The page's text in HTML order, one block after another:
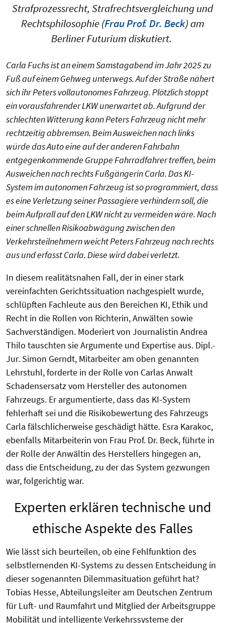
Strafprozessrecht, Strafrechtsvergleichung und
Rechtsphilosophie (Frau Prof. Dr. Beck) am
Berliner Futurium diskutiert.
Carla Fuchs ist an einem Samstagabend im Jahr 2025 zu
Fuß auf einem Gehweg unterwegs. Auf der Straße nähert
sich ihr Peters vollautonomes Fahrzeug. Plötzlich stoppt
ein vorausfahrender LKW unerwartet ab. Aufgrund der
schlechten Witterung kann Peters Fahrzeug nicht mehr
rechtzeitig abbremsen. Beim Ausweichen nach links
würde das Auto eine auf der anderen Fahrbahn
entgegenkommende Gruppe Fahrradfahrer treffen, beim
Ausweichen nach rechts Fußgängerin Carla. Das KI-
System im autonomen Fahrzeug ist so programmiert, dass
es eine Verletzung seiner Passagiere verhindern soll, die
beim Aufprall auf den LKW nicht zu vermeiden wäre. Nach
einer schnellen Risikoabwägung zwischen den
Verkehrsteilnehmern weicht Peters Fahrzeug nach rechts
aus und erfasst Carla. Diese wird dabei verletzt.
In diesem realitätsnahen Fall, der in einer stark
vereinfachten Gerichtssituation nachgespielt wurde,
schlüpften Fachleute aus den Bereichen KI, Ethik und
Recht in die Rollen von Richterin, Anwälten sowie
Sachverständigen. Moderiert von Journalistin Andrea
Thilo tauschten sie Argumente und Expertise aus. Dipl.-
Jur. Simon Gerndt, Mitarbeiter am oben genannten
Lehrstuhl, forderte in der Rolle von Carlas Anwalt
Schadensersatz vom Hersteller des autonomen
Fahrzeugs. Er argumentierte, dass das KI-System
fehlerhaft sei und die Risikobewertung des Fahrzeugs
Carla fälschlicherweise geschädigt hätte. Esra Karakoc,
ebenfalls Mitarbeiterin von Frau Prof. Dr. Beck, führte in
der Rolle der Anwältin des Herstellers hingegen an,
dass die Entscheidung, zu der das System gezwungen
war, folgerichtig war.
Experten erklären technische und
ethische Aspekte des Falles
Wie lässt sich beurteilen, ob eine Fehlfunktion des
selbstlernenden KI-Systems zu dessen Entscheidung in
dieser sogenannten Dilemmasituation geführt hat?
Tobias Hesse, Abteilungsleiter am Deutschen Zentrum
für Luft- und Raumfahrt und Mitglied der Arbeitsgruppe
Mobilität und intelligente Verkehrssysteme der